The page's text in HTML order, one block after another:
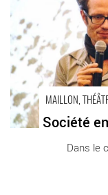
MAILLON,
Société
Dans le